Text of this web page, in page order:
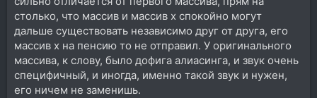
столько, что массив и массив x спокойно могут
дальше существовать независимо друг от друга, его
массив x на пенсию то не отправил. У оригинального
массива, к слову, было дофига алиасинга, и звук очень
специфичный, и иногда, именно такой звук и нужен,
его ничем не заменишь.